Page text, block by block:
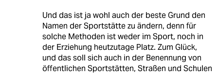
Und das ist ja wohl auch der beste Grund den
Namen der Sportstätte zu ändern, denn für
solche Methoden ist weder im Sport, noch in
der Erziehung heutzutage Platz. Zum Glück,
und das soll sich auch in der Benennung von
öffentlichen Sportstätten, Straßen und Schulen